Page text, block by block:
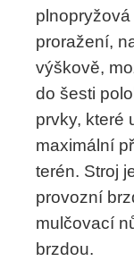
proražení,
výškově,
do šesti
prvky, které
maximální
terén. Stroj
provozní
mulčovací
brzdou.